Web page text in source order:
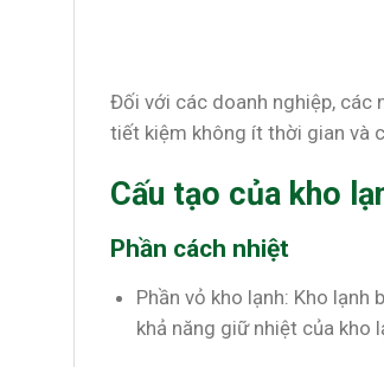
Đối với các doanh nghiệp, các
tiết kiệm không ít thời gian và
Cấu tạo của kho
Phần cách nhiệt
Phần vỏ kho lạnh: Kho
khả năng giữ nhiệt của kho